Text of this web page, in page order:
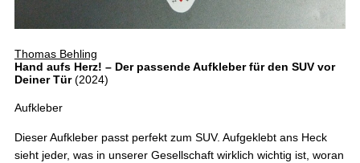
Thomas Behling
Hand aufs Herz! – Der passende Aufkleber für den SUV vor
Deiner Tür(2024)
Aufkleber
Dieser Aufkleber passt perfekt zum SUV. Aufgeklebt ans Heck
sieht jeder, was in unserer Gesellschaft wirklich wichtig ist, woran